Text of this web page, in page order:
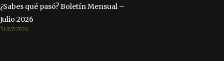
¿Sabes qué pasó? Boletín Mensual –
Julio 2026
31/07/2026